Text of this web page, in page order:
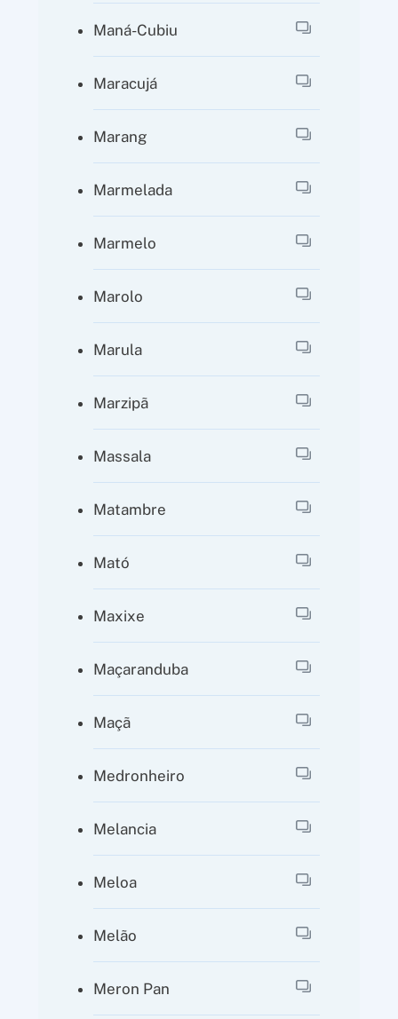
Maná-Cubiu
Maracujá
Marang
Marmelada
Marmelo
Marolo
Marula
Marzipã
Massala
Matambre
Mató
Maxixe
Maçaranduba
Maçã
Medronheiro
Melancia
Meloa
Melão
Meron Pan